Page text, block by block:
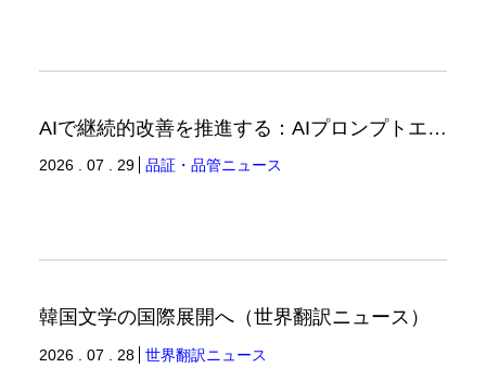
AIで継続的改善を推進する：AIプロンプトエンジニアリングへの品質思考の適用-3（品証品管ニュース）
2026 . 07 . 29 品証・品管ニュース
韓国文学の国際展開へ（世界翻訳ニュース）
2026 . 07 . 28 世界翻訳ニュース